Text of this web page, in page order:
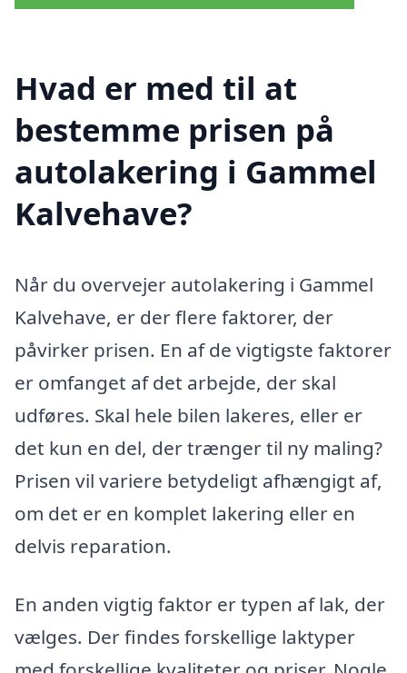
Hvad er med til at
bestemme prisen på
autolakering i Gammel
Kalvehave?
Når du overvejer autolakering i Gammel
Kalvehave, er der flere faktorer, der
påvirker prisen. En af de vigtigste faktorer
er omfanget af det arbejde, der skal
udføres. Skal hele bilen lakeres, eller er
det kun en del, der trænger til ny maling?
Prisen vil variere betydeligt afhængigt af,
om det er en komplet lakering eller en
delvis reparation.
En anden vigtig faktor er typen af lak, der
vælges. Der findes forskellige laktyper